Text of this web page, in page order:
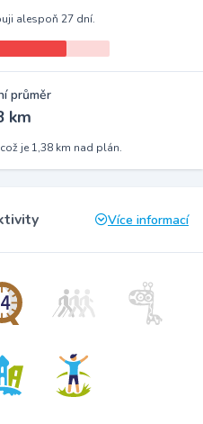
alespoň 27 dní.
průměr
km
je 1,38 km nad plán.
Více informací